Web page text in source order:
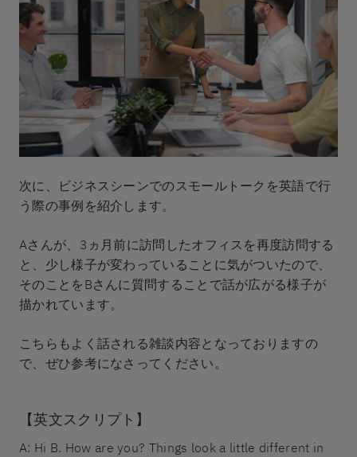
次に、ビジネスシーンでのスモールトークを英語で行
う際の事例を紹介します。
Aさんが、3ヵ月前に訪問したオフィスを再度訪問する
と、少し様子が変わっていることに気がついたので、
そのことをBさんに質問することで話が広がる様子が
描かれています。
こちらもよく話される雑談内容となっておりますの
で、ぜひ参考になさってください。
【英文スクリプト】
A: Hi B. How are you? Things look a little different in